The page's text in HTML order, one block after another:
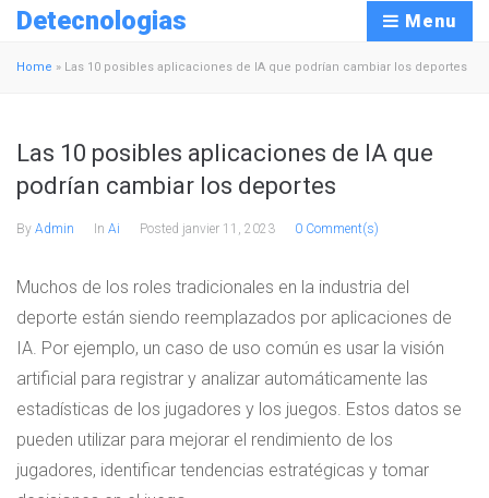
Detecnologias Menu
Home » Las 10 posibles aplicaciones de IA que podrían cambiar los deportes
Las 10 posibles aplicaciones de IA que
podrían cambiar los deportes
By Admin In Ai Posted janvier 11, 2023 0 Comment(s)
Muchos de los roles tradicionales en la industria del
deporte están siendo reemplazados por aplicaciones de
IA. Por ejemplo, un caso de uso común es usar la visión
artificial para registrar y analizar automáticamente las
estadísticas de los jugadores y los juegos. Estos datos se
pueden utilizar para mejorar el rendimiento de los
jugadores, identificar tendencias estratégicas y tomar